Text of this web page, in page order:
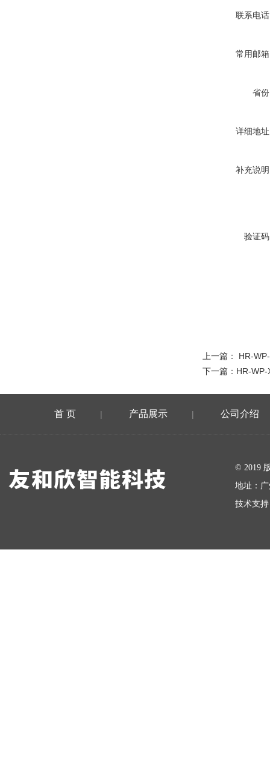
联系电
常用邮
省
详细地
补充说
验证
上一篇： HR-
下一篇： HR-
首 页 | 产品展示 | 公司介绍
© 2019
地址：
技术支